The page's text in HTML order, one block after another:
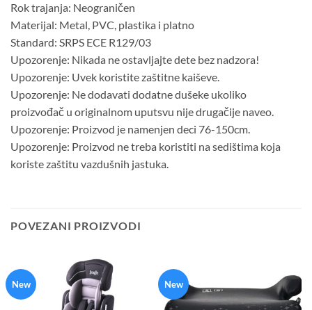
Rok trajanja: Neograničen
Materijal: Metal, PVC, plastika i platno
Standard: SRPS ECE R129/03
Upozorenje: Nikada ne ostavljajte dete bez nadzora!
Upozorenje: Uvek koristite zaštitne kaiševe.
Upozorenje: Ne dodavati dodatne dušeke ukoliko
proizvođač u originalnom uputsvu nije drugačije naveo.
Upozorenje: Proizvod je namenjen deci 76-150cm.
Upozorenje: Proizvod ne treba koristiti na sedištima koja
koriste zaštitu vazdušnih jastuka.
POVEZANI PROIZVODI
New New